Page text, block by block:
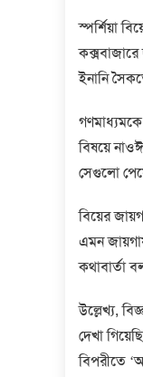
স্পর্শিয়া
ইনানি
বিষয়ে
সেগুলো
বিয়ের
এমন
কথাবার্তা
উল্লেখ্য,
দেখা
বিপরীতে